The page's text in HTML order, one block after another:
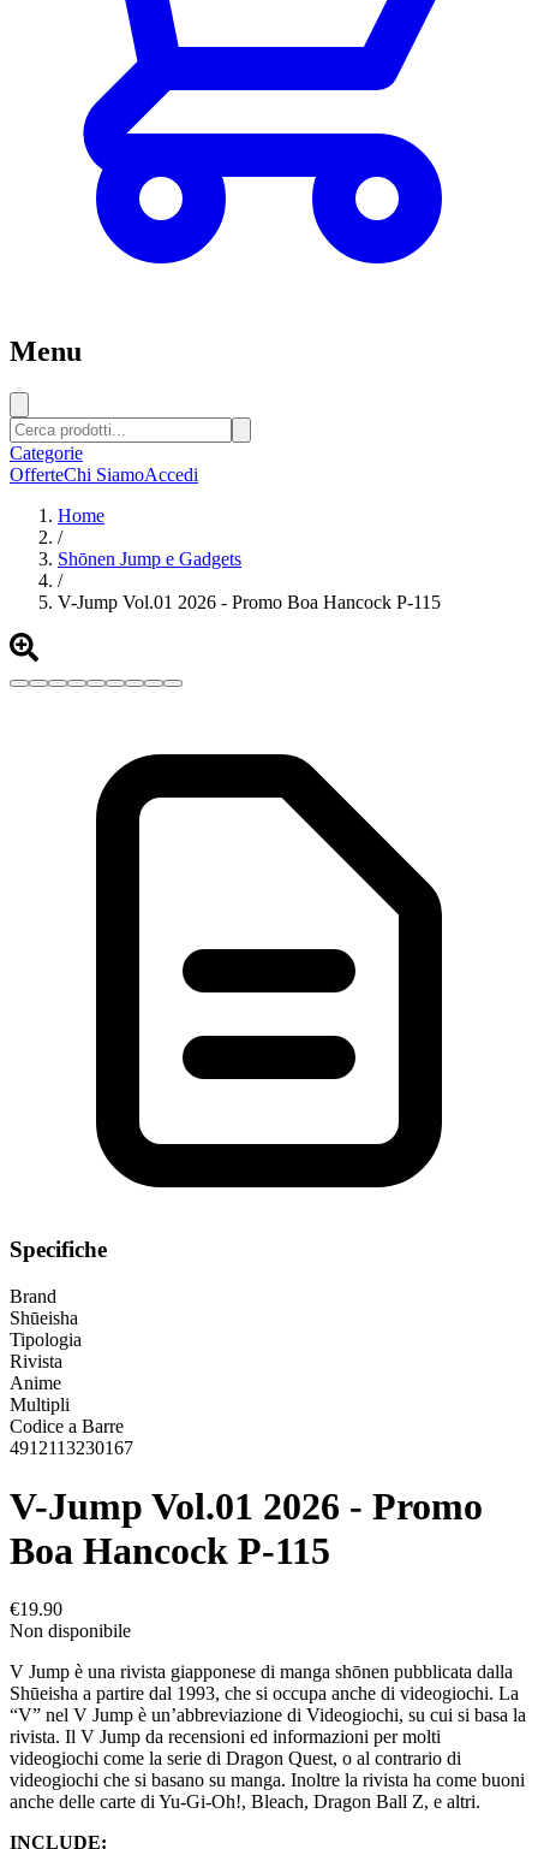
Menu
Categorie
OfferteChi SiamoAccedi
Home
/
Shōnen Jump e Gadgets
/
V-Jump Vol.01 2026 - Promo Boa Hancock P-115
Specifiche
Brand
Shūeisha
Tipologia
Rivista
Anime
Multipli
Codice a Barre
4912113230167
V-Jump Vol.01 2026 - Promo
Boa Hancock P-115
€19.90
Non disponibile
V Jump è una rivista giapponese di manga shōnen pubblicata dalla
Shūeisha a partire dal 1993, che si occupa anche di videogiochi. La
“V” nel V Jump è un’abbreviazione di Videogiochi, su cui si basa la
rivista. Il V Jump da recensioni ed informazioni per molti
videogiochi come la serie di Dragon Quest, o al contrario di
videogiochi che si basano su manga. Inoltre la rivista ha come buoni
anche delle carte di Yu-Gi-Oh!, Bleach, Dragon Ball Z, e altri.
INCLUDE: